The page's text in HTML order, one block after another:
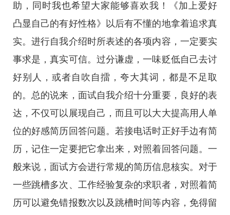
助，同时我也希望大家能够喜欢我！《加上爱好
凸显自己的有好性格》以后有不懂的地拿着追求真
实。进行自我介绍时所表述的各项内容，一定要实
事求是，真实可信。过分谦虚，一味贬低自己去讨
好别人，或者自吹自擂，夸大其词，都是不足取
的。总的说来，面试自我介绍十分重要，良好的表
达，不仅可以展现自己，而且可以大大提高用人单
位的好感简历回答问题。若接电话时正好手边有简
历，记住一定要把它拿出来，对照着回答问题。一
般来说，面试方会进行常规的简历信息核实。对于
一些跳槽多次、工作经验复杂的求职者，对照着简
历可以避免错报数次以及跳槽时间等内容，免得留